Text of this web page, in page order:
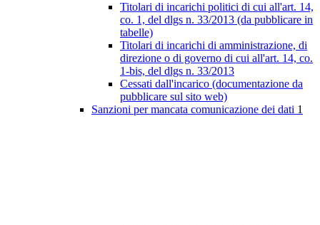
Titolari di incarichi politici di cui all'art. 14,
co. 1, del dlgs n. 33/2013 (da pubblicare in
tabelle)
Titolari di incarichi di amministrazione, di
direzione o di governo di cui all'art. 14, co.
1-bis, del dlgs n. 33/2013
Cessati dall'incarico (documentazione da
pubblicare sul sito web)
Sanzioni per mancata comunicazione dei dati 1